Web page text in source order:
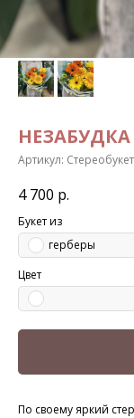
НЕЗАБУДКА
Артикул:
4 700 р.
Букет из
герберы
Цвет
По своему яркий